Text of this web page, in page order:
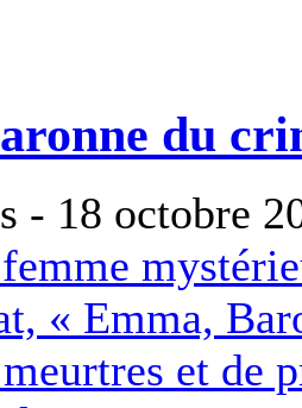
du
- 18 octobre
« Emma,
et de